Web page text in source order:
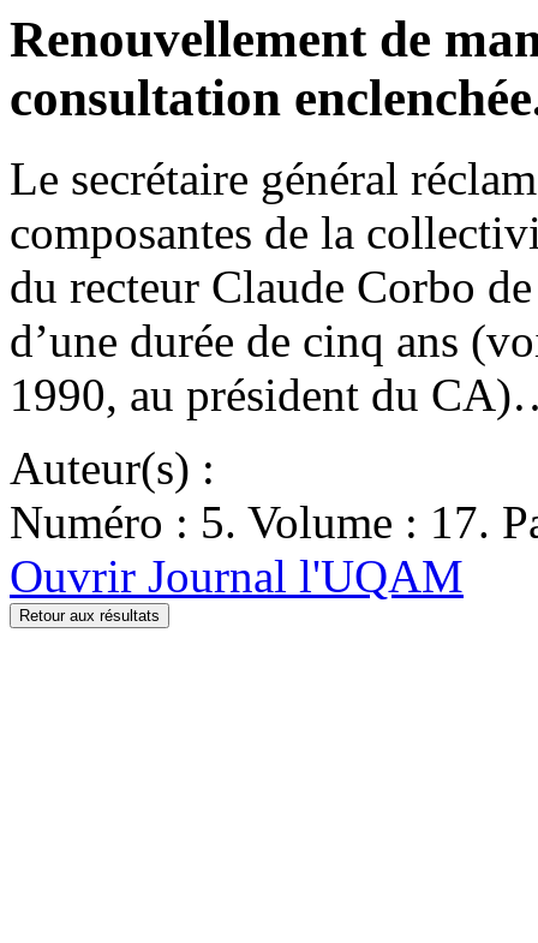
Renouvellement de
consultation
Le secrétaire général
composantes de la
du recteur Claude Corbo
d’une durée de cinq ans
1990, au président du
Auteur(s) :
Numéro : 5. Volume : 17.
Ouvrir Journal l'UQAM
Retour aux résultats